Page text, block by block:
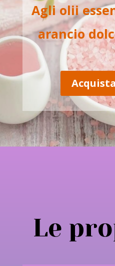
Agli olii
arancio
Le